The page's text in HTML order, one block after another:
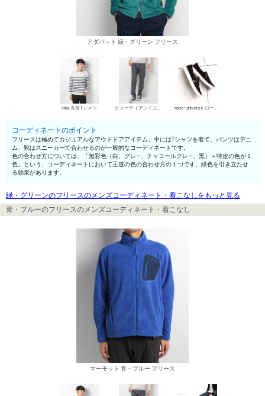
アダバット 緑・グリーン フリース
vital 丸首Tシャツ ビューティアンドユース ユナイテッドアローズ デニムパンツ・ジーンズ nano･universe ローカットスニーカー
コーディネートのポイント
フリースは極めてカジュアルなアウトドアアイテム。中にはTシャツを着て、パンツはデニ
ム、靴はスニーカーで合わせるのが一般的なコーディネートです。
色の合わせ方については、「無彩色（白、グレ—、チャコールグレ—、黒）＋特定の色が１
色」という、コーディネートにおいて王道の色の合わせ方の１つです。緑色を引き立たせ
る効果があります。
緑・グリーンのフリースのメンズコーディネート・着こなしをもっと見る
青・ブルーのフリースのメンズコーディネート・着こなし
マーモット 青・ブルー フリース